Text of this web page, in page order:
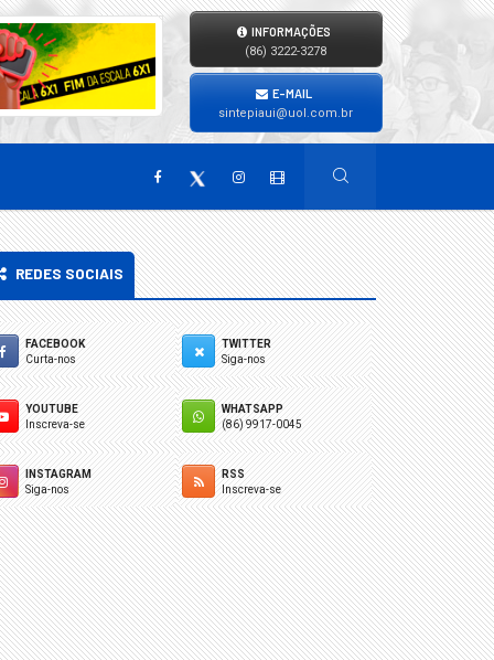
INFORMAÇÕES
(86) 3222-3278
E-MAIL
sintepiaui@uol.com.br
REDES SOCIAIS
FACEBOOK
Curta-nos
TWITTER
Siga-nos
YOUTUBE
Inscreva-se
WHATSAPP
(86) 9917-0045
INSTAGRAM
Siga-nos
RSS
Inscreva-se